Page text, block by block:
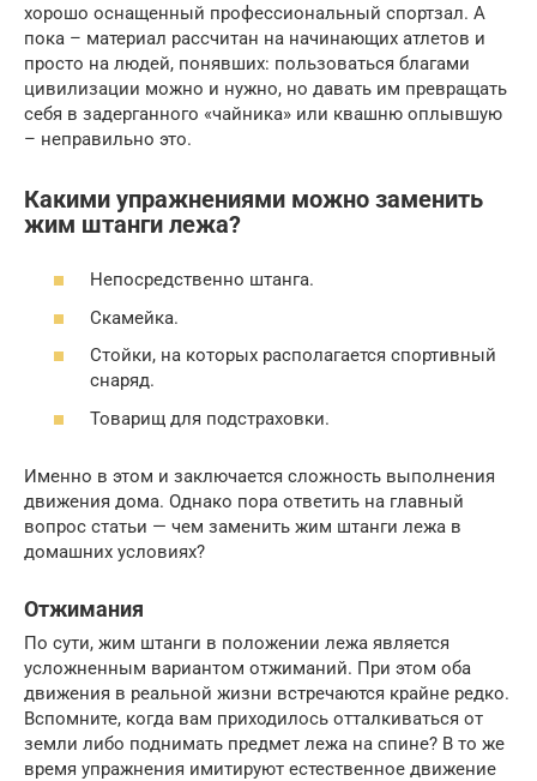
хорошо оснащенный профессиональный спортзал. А
пока – материал рассчитан на начинающих атлетов и
просто на людей, понявших: пользоваться благами
цивилизации можно и нужно, но давать им превращать
себя в задерганного «чайника» или квашню оплывшую
– неправильно это.
Какими упражнениями можно заменить
жим штанги лежа?
Непосредственно штанга.
Скамейка.
Стойки, на которых располагается спортивный
снаряд.
Товарищ для подстраховки.
Именно в этом и заключается сложность выполнения
движения дома. Однако пора ответить на главный
вопрос статьи — чем заменить жим штанги лежа в
домашних условиях?
Отжимания
По сути, жим штанги в положении лежа является
усложненным вариантом отжиманий. При этом оба
движения в реальной жизни встречаются крайне редко.
Вспомните, когда вам приходилось отталкиваться от
земли либо поднимать предмет лежа на спине? В то же
время упражнения имитируют естественное движение